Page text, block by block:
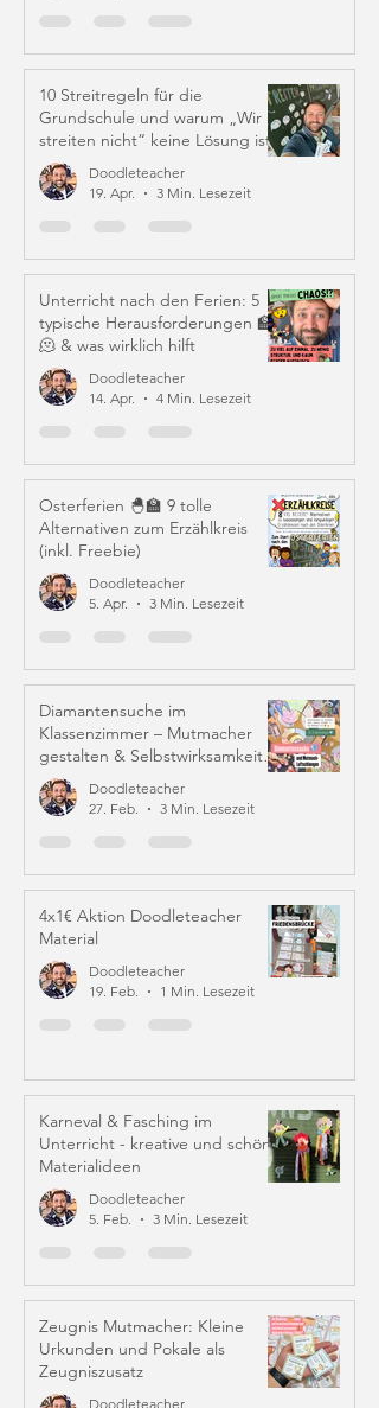
10 Streitregeln für die
Grundschule und warum „Wir
streiten nicht“ keine Lösung ist
Doodleteacher
19. Apr.
3 Min. Lesezeit
Unterricht nach den Ferien: 5
typische Herausforderungen 🏫
🫠 & was wirklich hilft
Doodleteacher
14. Apr.
4 Min. Lesezeit
Osterferien 🐣🏫 9 tolle
Alternativen zum Erzählkreis
(inkl. Freebie)
Doodleteacher
5. Apr.
3 Min. Lesezeit
Diamantensuche im
Klassenzimmer – Mutmacher
gestalten & Selbstwirksamkeit
stärken Doodleteacher
27. Feb.
3 Min. Lesezeit
4x1€ Aktion Doodleteacher
Material
Doodleteacher
19. Feb.
1 Min. Lesezeit
Karneval & Fasching im
Unterricht - kreative und schöne
Materialideen
Doodleteacher
5. Feb.
3 Min. Lesezeit
Zeugnis Mutmacher: Kleine
Urkunden und Pokale als
Zeugniszusatz
Doodleteacher